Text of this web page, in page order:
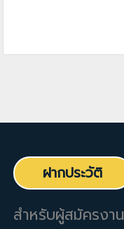
ฝากประวัติ
สำหรับผู้สมัครงาน